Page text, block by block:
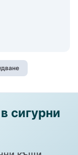
сигурни